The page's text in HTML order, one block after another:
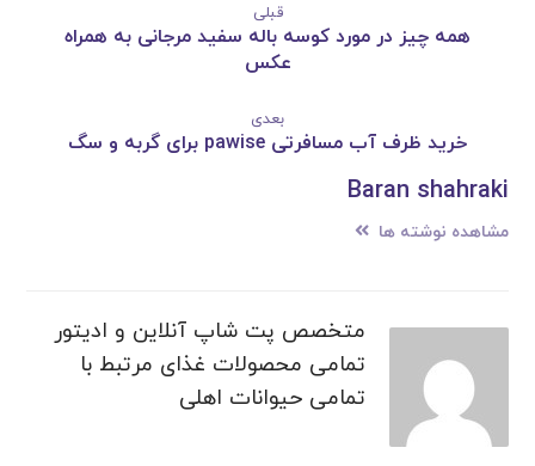
قبلی
همه چیز در مورد کوسه باله سفید مرجانی به همراه
عکس
بعدی
خرید ظرف آب مسافرتی pawise برای گربه و سگ
Baran shahraki
مشاهده نوشته ها
متخصص پت شاپ آنلاین و ادیتور
تمامی محصولات غذای مرتبط با
تمامی حیوانات اهلی